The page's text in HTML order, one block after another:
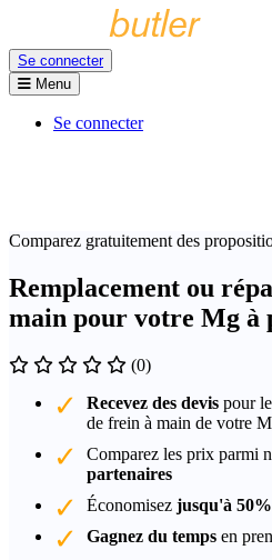
Se connecter
Menu
Se connecter
Comparez gratuitement des
Remplacement ou
main pour votre Mg à
(0)
Recevez des devis pour
de frein à main de votre
Comparez les prix parmi
partenaires
Économisez jusqu'à 50%
Gagnez du temps en